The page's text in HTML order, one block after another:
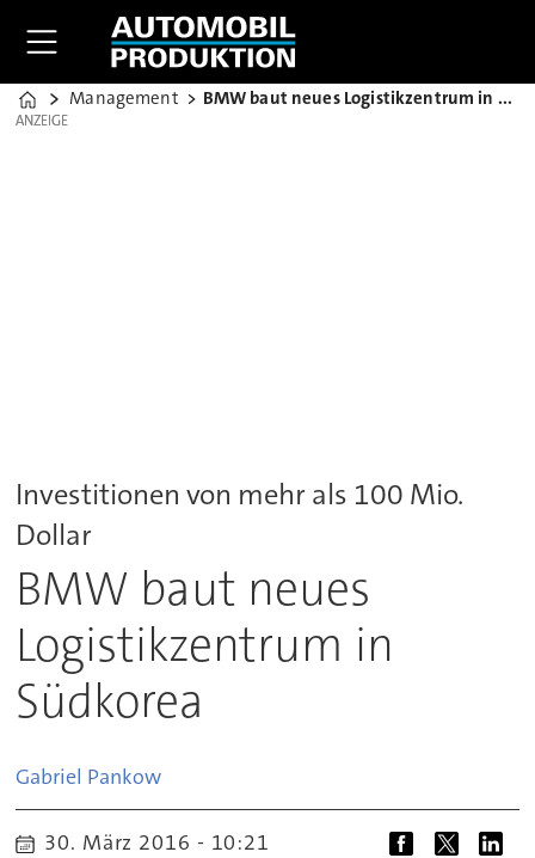
Home
Management BMW baut neues Logistikzentrum in Südkorea
ANZEIGE
ANZEIGE
Investitionen von mehr als 100 Mio.
Dollar
BMW baut neues
Logistikzentrum in
Südkorea
Gabriel Pankow
30. März 2016 - 10:21